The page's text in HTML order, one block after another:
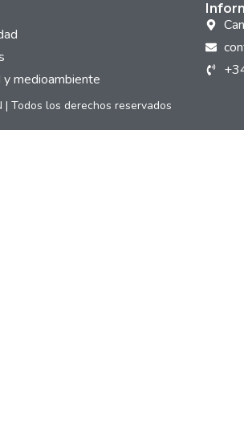
medioambiente
| Todos los derechos reservados